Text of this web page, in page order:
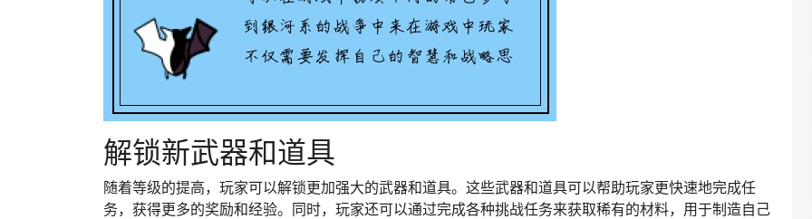
解锁新武器和道具
随着等级的提高，玩家可以解锁更加强大的武器和道具。这些武器和道具可以帮助玩家更快速地完成任
务，获得更多的奖励和经验。同时，玩家还可以通过完成各种挑战任务来获取稀有的材料，用于制造自己